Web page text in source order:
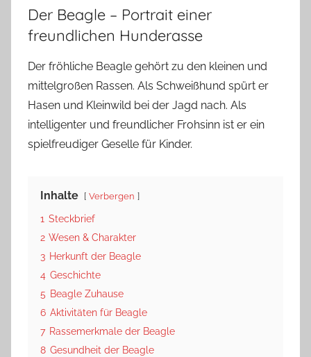
Der Beagle – Portrait einer
freundlichen Hunderasse
Der fröhliche Beagle gehört zu den kleinen und
mittelgroßen Rassen. Als Schweißhund spürt er
Hasen und Kleinwild bei der Jagd nach. Als
intelligenter und freundlicher Frohsinn ist er ein
spielfreudiger Geselle für Kinder.
Inhalte Verbergen
1 Steckbrief
2 Wesen & Charakter
3 Herkunft der Beagle
4 Geschichte
5 Beagle Zuhause
6 Aktivitäten für Beagle
7 Rassemerkmale der Beagle
8 Gesundheit der Beagle